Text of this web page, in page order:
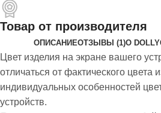
Товар от производителя
ОПИСАНИЕОТЗЫВЫ (1)О DOLLY
Цвет изделия на экране вашего
отличаться от фактического цвета
индивидуальных особенностей
устройств.